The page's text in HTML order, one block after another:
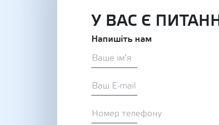
У ВАС Є
Напишіть нам